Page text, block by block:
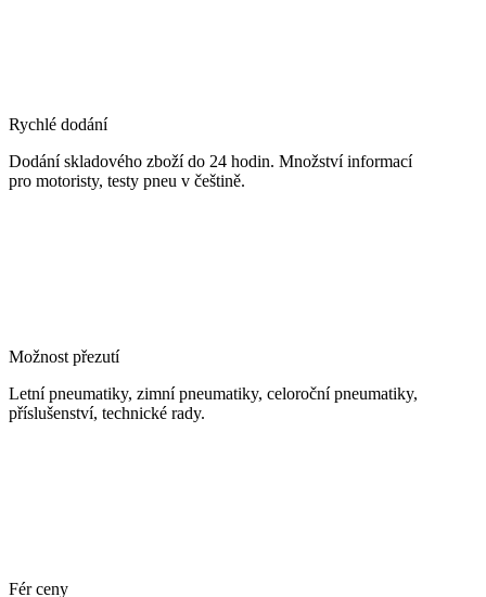
Rychlé dodání
Dodání skladového zboží do 24 hodin. Množství informací
pro motoristy, testy pneu v češtině.
Možnost přezutí
Letní pneumatiky, zimní pneumatiky, celoroční pneumatiky,
příslušenství, technické rady.
Fér ceny